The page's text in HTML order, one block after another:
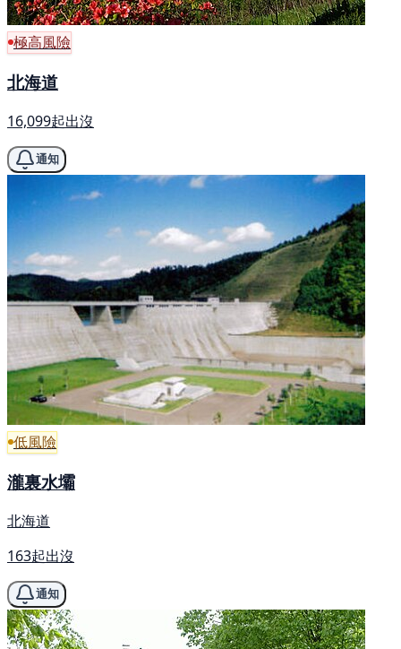
極高風險
北海道
16,099起出沒
通知
低風險
瀧裏水壩
北海道
163起出沒
通知